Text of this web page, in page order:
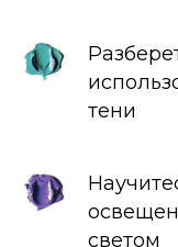
тени
светом